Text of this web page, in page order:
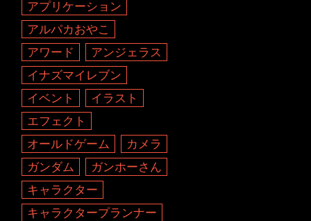
アプリケーション
アルパカおやこ
アワード
アンジェラス
イナズマイレブン
イベント
イラスト
エフェクト
オールドゲーム
カメラ
ガンダム
ガンホーさん
キャラクター
キャラクタープランナー